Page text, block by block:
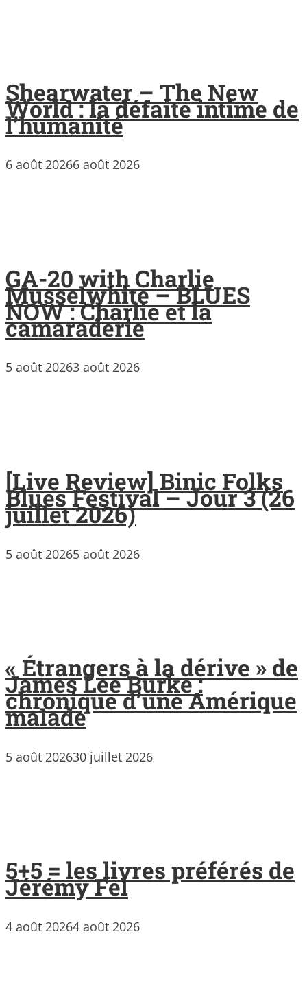
Shearwater – The New
World : la défaite intime de
l’humanité
6 août 20266 août 2026
GA-20 with Charlie
Musselwhite – BLUES
NOW : Charlie et la
camaraderie
5 août 20263 août 2026
[Live Review] Binic Folks
Blues Festival – Jour 3 (26
juillet 2026)
5 août 20265 août 2026
« Étrangers à la dérive » de
James Lee Burke :
chronique d’une Amérique
malade
5 août 202630 juillet 2026
5+5 = les livres préférés de
Jérémy Fel
4 août 20264 août 2026